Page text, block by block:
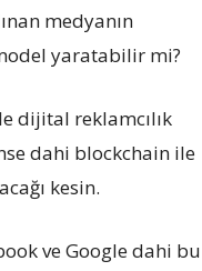
medyanın
yaratabilir mi?
dijital reklamcılık
dahi blockchain ile
kesin.
ve Google dahi bu